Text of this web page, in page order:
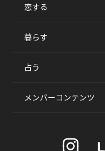
恋する
暮らす
占う
メンバーコンテンツ